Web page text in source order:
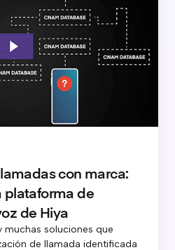
con marca:
plataforma de
de Hiya
muchas soluciones que
de llamada identificada